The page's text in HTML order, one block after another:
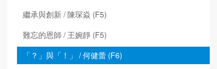
繼承與創新 / 陳琛焱 (F5)
難忘的恩師 / 王婉靜 (F5)
「？」與「！」 / 何健蕾 (F6)